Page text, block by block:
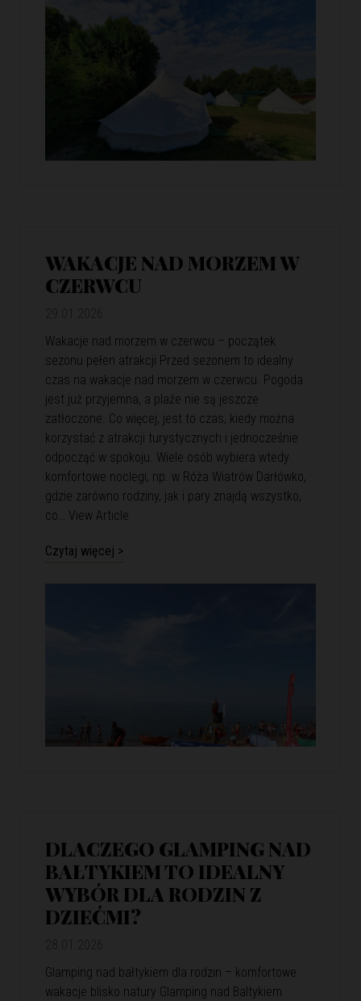
WAKACJE NAD MORZEM W
CZERWCU
Wakacje nad morzem w czerwcu – początek
sezonu pełen atrakcji Przed sezonem to idealny
czas na wakacje nad morzem w czerwcu. Pogoda
jest już przyjemna, a plaże nie są jeszcze
zatłoczone. Co więcej, jest to czas, kiedy można
korzystać z atrakcji turystycznych i jednocześnie
odpocząć w spokoju. Wiele osób wybiera wtedy
komfortowe noclegi, np. w Róża Wiatrów Darłówko,
gdzie zarówno rodziny, jak i pary znajdą wszystko,
co… View Article
Czytaj więcej >
DLACZEGO GLAMPING NAD
BAŁTYKIEM TO IDEALNY
WYBÓR DLA RODZIN Z
DZIEĆMI?
Glamping nad bałtykiem dla rodzin – komfortowe
wakacje blisko natury Glamping nad Baltykiem